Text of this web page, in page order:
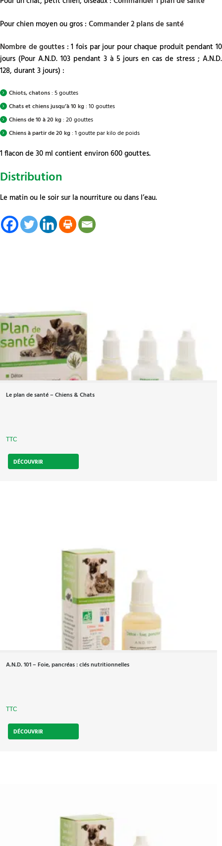
Pour chien moyen ou gros : Commander 2 plans de santé
Nombre de gouttes : 1 fois par jour pour chaque produit pendant 10
jours (Pour A.N.D. 103 pendant 3 à 5 jours en cas de stress ; A.N.D.
128, durant 3 jours) :
Chiots, chatons: 5 gouttes
Chats et chiens jusqu’à 10 kg: 10 gouttes
Chiens de 10 à 20 kg: 20 gouttes
Chiens à partir de 20 kg: 1 goutte par kilo de poids
1 flacon de 30 ml contient environ 600 gouttes.
Distribution
Le matin ou le soir sur la nourriture ou dans l’eau.
Le plan de santé – Chiens & Chats
TTC
DÉCOUVRIR
A.N.D. 101 – Foie, pancréas : clés nutritionnelles
TTC
DÉCOUVRIR